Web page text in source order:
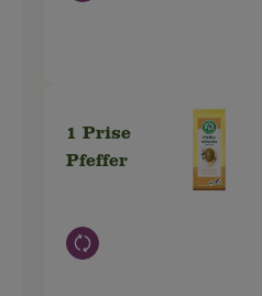
1 Prise
Pfeffer
Auswahl ändern